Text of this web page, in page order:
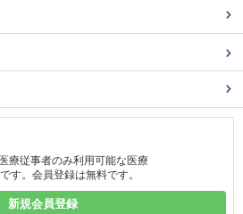
療従事者のみ利用可能な医療
す。会員登録は無料です。
新規会員登録